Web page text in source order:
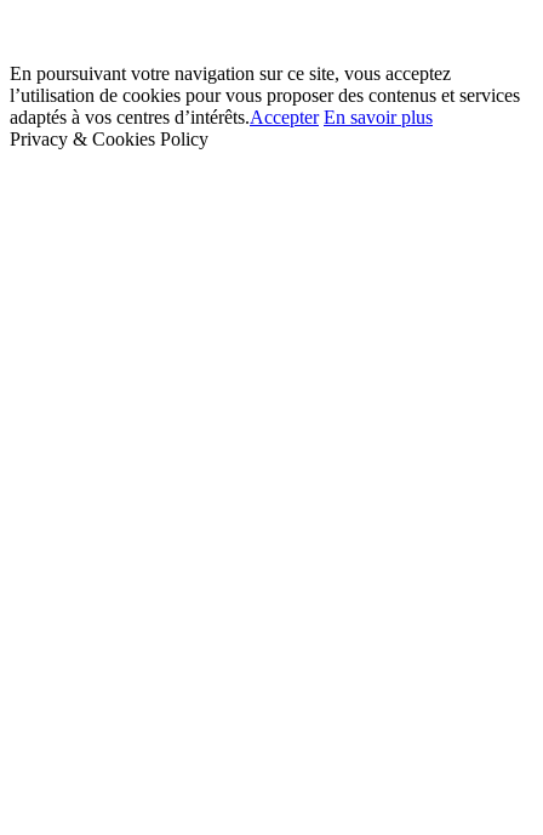
En poursuivant votre navigation sur ce site, vous acceptez
l’utilisation de cookies pour vous proposer des contenus et services
adaptés à vos centres d’intérêts.Accepter En savoir plus
Privacy & Cookies Policy